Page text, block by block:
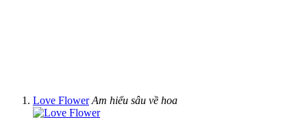
Love Flower Am hiểu sâu về hoa